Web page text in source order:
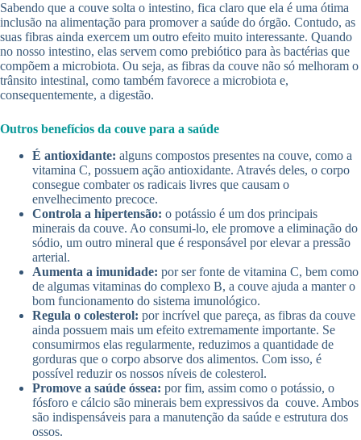
Sabendo que a couve solta o intestino, fica claro que ela é uma ótima
inclusão na alimentação para promover a saúde do órgão. Contudo, as
suas fibras ainda exercem um outro efeito muito interessante. Quando
no nosso intestino, elas servem como prebiótico para às bactérias que
compõem a microbiota. Ou seja, as fibras da couve não só melhoram o
trânsito intestinal, como também favorece a microbiota e,
consequentemente, a digestão.
Outros benefícios da couve para a saúde
É antioxidante: alguns compostos presentes na couve, como a
vitamina C, possuem ação antioxidante. Através deles, o corpo
consegue combater os radicais livres que causam o
envelhecimento precoce.
Controla a hipertensão: o potássio é um dos principais
minerais da couve. Ao consumi-lo, ele promove a eliminação do
sódio, um outro mineral que é responsável por elevar a pressão
arterial.
Aumenta a imunidade: por ser fonte de vitamina C, bem como
de algumas vitaminas do complexo B, a couve ajuda a manter o
bom funcionamento do sistema imunológico.
Regula o colesterol: por incrível que pareça, as fibras da couve
ainda possuem mais um efeito extremamente importante. Se
consumirmos elas regularmente, reduzimos a quantidade de
gorduras que o corpo absorve dos alimentos. Com isso, é
possível reduzir os nossos níveis de colesterol.
Promove a saúde óssea: por fim, assim como o potássio, o
fósforo e cálcio são minerais bem expressivos da couve. Ambos
são indispensáveis para a manutenção da saúde e estrutura dos
ossos.